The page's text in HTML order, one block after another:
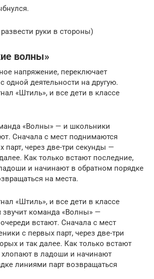
руки в стороны)
волны»
напряжение, переключает
одной деятельности на другую.
«Штиль», и все дети в классе
«Волны» — и школьники
Сначала с мест поднимаются
парт, через две-три секунды —
Как только встают последние,
и начинают в обратном порядке
на места.
«Штиль», и все дети в классе
звучит команда «Волны» —
встают. Сначала с мест
с первых парт, через две-три
и так далее. Как только встают
хлопают в ладоши и начинают
линиями парт возвращаться